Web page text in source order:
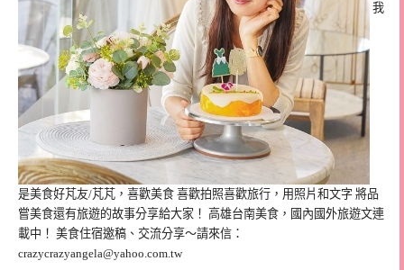
我
是美食好芃友/芃芃，喜歡美食 喜歡拍照喜歡旅行，用照片和文字 將品
嘗美食還有旅遊的故事分享給大家！ 高雄台南美食，國內國外旅遊文連
載中！ 美食住宿邀稿、交流分享～請來信：
crazycrazyangela@yahoo.com.tw